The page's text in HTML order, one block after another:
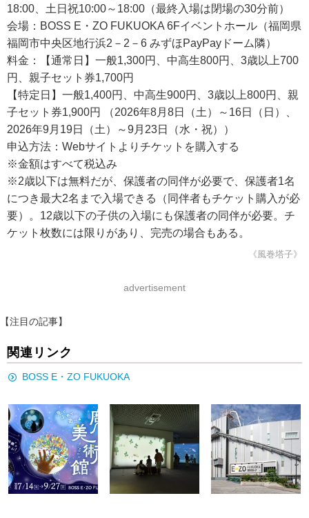
18:00、土日祝10:00～18:00（最終入場は閉場の30分前）
会場：BOSS E・ZO FUKUOKA 6Fイベントホール（福岡県
福岡市中央区地行浜2－2－6 みずほPayPayドーム隣）
料金：【通常日】一般1,300円、中高生800円、3歳以上700
円、親子セット券1,700円
【特定日】一般1,400円、中高生900円、3歳以上800円、親
子セット券1,900円 （2026年8月8日（土）～16日（日）、
2026年9月19日（土）～9月23日（水・祝））
申込方法：Webサイトよりチケットを購入する
※金額はすべて税込み
※2歳以下は無料だが、保護者の同伴が必要で、保護者1名
につき最大2名まで入場できる（同伴者もチケット購入が必
要）。12歳以下の子供の入場にも保護者の同伴が必要。チ
ケット枚数には限りがあり、完売の場合もある。
《風巻塔子》
advertisement
【注目の記事】
関連リンク
BOSS E・ZO FUKUOKA